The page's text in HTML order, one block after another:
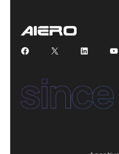
Facebook
X LinkedIn